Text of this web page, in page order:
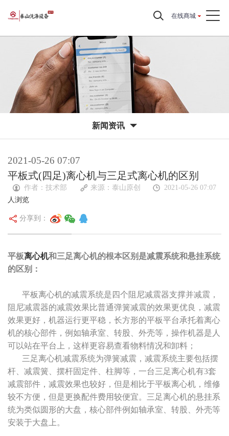
在线商城
新闻资讯
2021-05-26 07:07
平板式(四足)离心机与三足式离心机的区别
作者：技术部 来源： 泰山原创
2021-05-26 07:07
人浏览
分享到：
平板离心机和三足离心机的根本区别是减震系统和悬挂系统
的区别：
平板离心机的减震系统是四个阻尼减震器支撑并减震，
阻尼减震器的减震效果比普通弹簧减震的效果更优良，减震
效果更好，机器运行更平稳，长方形的平板平台承托着离心
机的核心部件，例如轴承室、转股、外壳等，操作机器是人
可以站在平台上，这样更容易查看物料情况和卸料；
三足离心机减震系统为弹簧减震，减震系统主要包括摆
杆、减震簧、摆杆固定件、柱脚等，一台三足离心机有3套
减震部件，减震效果也较好，但是相比于平板离心机，维修
较不方便，但是更换配件费用较便宜。三足离心机的悬挂系
统为类似圆形的大盘，核心部件例如轴承室、转股、外壳等
安装于大盘上。